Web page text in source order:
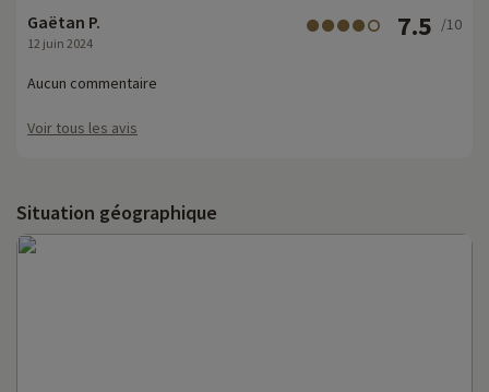
Gaëtan P.
12 juin 2024
7.5 /10
Aucun commentaire
Voir tous les avis
Situation géographique